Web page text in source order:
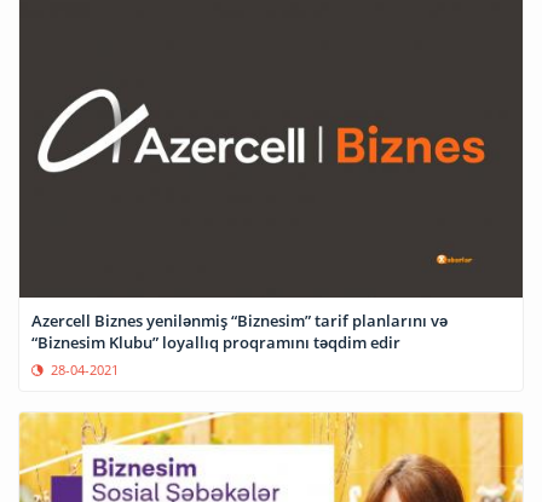
Azercell Biznes yenilənmiş “Biznesim” tarif planlarını və
“Biznesim Klubu” loyallıq proqramını təqdim edir
28-04-2021